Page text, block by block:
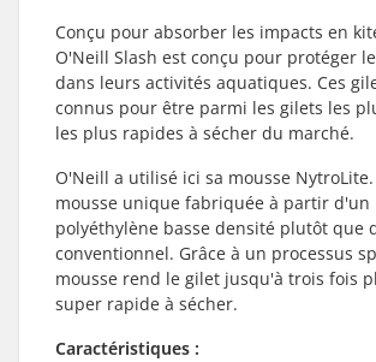
Conçu pour absorber les impacts en
O'Neill Slash est conçu pour protéger
dans leurs activités aquatiques. Ces
connus pour être parmi les gilets les
les plus rapides à sécher du marché.
O'Neill a utilisé ici sa mousse
mousse unique fabriquée à partir d'un
polyéthylène basse densité plutôt que
conventionnel. Grâce à un processus
mousse rend le gilet jusqu'à trois fois
super rapide à sécher.
Caractéristiques :